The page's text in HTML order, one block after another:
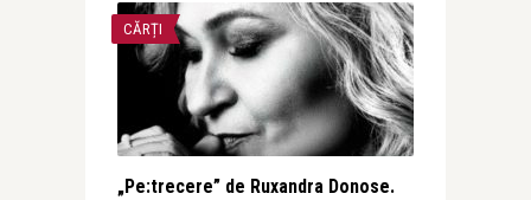
CĂRȚI
„Pe:trecere” de Ruxandra Donose.